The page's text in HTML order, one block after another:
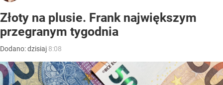
Złoty na plusie. Frank największym
przegranym tygodnia
Dodano:dzisiaj 8:08